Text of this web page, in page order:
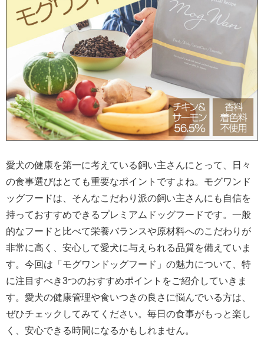
愛犬の健康を第一に考えている飼い主さんにとって、日々
の食事選びはとても重要なポイントですよね。モグワンド
ッグフードは、そんなこだわり派の飼い主さんにも自信を
持っておすすめできるプレミアムドッグフードです。一般
的なフードと比べて栄養バランスや原材料へのこだわりが
非常に高く、安心して愛犬に与えられる品質を備えていま
す。今回は「モグワンドッグフード」の魅力について、特
に注目すべき3つのおすすめポイントをご紹介していきま
す。愛犬の健康管理や食いつきの良さに悩んでいる方は、
ぜひチェックしてみてください。毎日の食事がもっと楽し
く、安心できる時間になるかもしれません。